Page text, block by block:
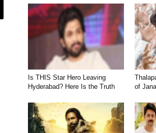
Is THIS Star Hero Leaving
Hyderabad? Here Is the Truth
of